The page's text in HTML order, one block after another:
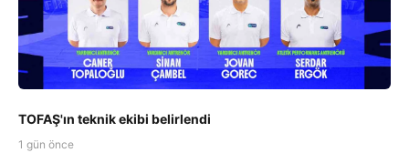
TOFAŞ'ın teknik ekibi belirlendi
1 gün önce